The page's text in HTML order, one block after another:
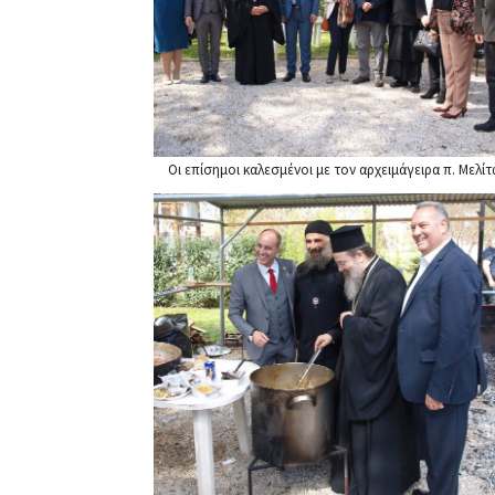
Οι επίσημοι καλεσμένοι με τον αρχειμάγειρα π.